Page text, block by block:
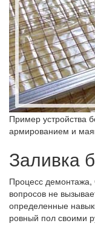
Пример устройства
армированием и
Заливка
Процесс демонтажа,
вопросов не
определенные
ровный пол своими